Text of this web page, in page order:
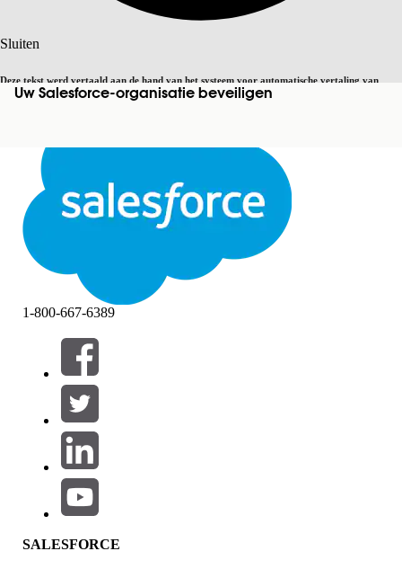
Sluiten
Deze tekst werd vertaald aan de hand van het systeem voor automatische vertaling van
Salesforce. U vindthiermeer details. Overschakelen op Engels
Sluiten Sluiten
Uw Salesforce-organisatie beveiligen
Filters (0)
FILTERS SELECTEREN
Productgebied
Invloed op functies
1-800-667-6389
SALESFORCE